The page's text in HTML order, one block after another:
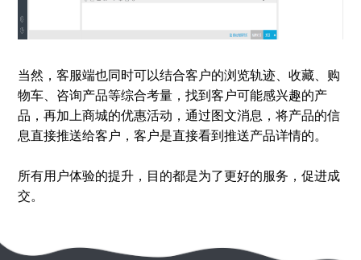
当然，客服端也同时可以结合客户的浏览轨迹、收藏、购
物车、咨询产品等综合考量，找到客户可能感兴趣的产
品，再加上商城的优惠活动，通过图文消息，将产品的信
息直接推送给客户，客户是直接看到推送产品详情的。
所有用户体验的提升，目的都是为了更好的服务，促进成
交。